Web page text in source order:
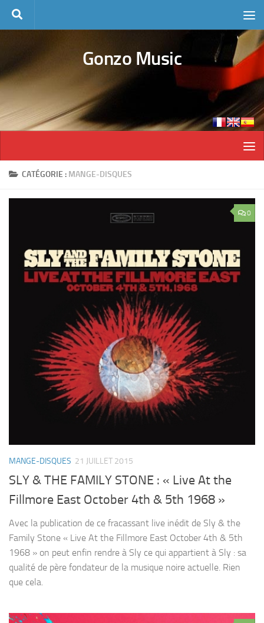
Skip to content
Gonzo Music
CATÉGORIE : MANGE-DISQUES
0
MANGE-DISQUES 21 JUILLET 2015
SLY & THE FAMILY STONE : « Live At the
Fillmore East October 4th & 5th 1968 »
Avec la publication de ce fracassant live inédit de Sly & the
Family Stone « Live At the Fillmore East October 4th & 5th
1968 » on peut enfin rendre à Sly ce qui appartient à Sly : sa
qualité de père fondateur de la musique noire actuelle. Rien
que cela.